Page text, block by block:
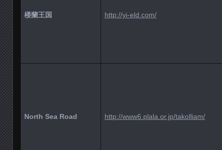
楼蘭王国 http://yi-eld.com/
North Sea Road http://www6.plala.or.jp/takolliam/